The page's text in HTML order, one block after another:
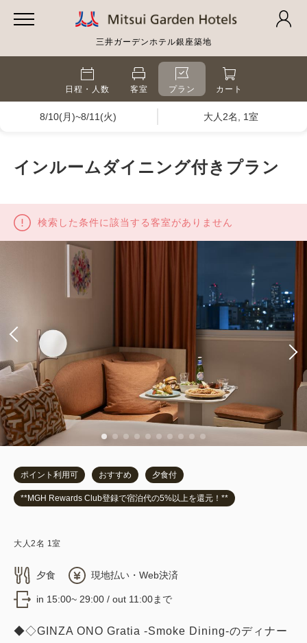
三井ガーデンホテル銀座築地
日程・人数 客室 プラン カート
8/10(月)~8/11(火) 大人2名, 1室
インルームダイニング付きプラン
検索した条件に該当する客室がありません
ポイント利用可 おすすめ 夕食付
**MGH Rewards Club登録で宿泊代の5%以上を還元！**
大人 2名 1 室
夕食 現地払い・Web決済
in 15:00~ 29:00 / out 11:00まで
◆◇GINZA ONO Gratia -Smoke Dining-のディナー